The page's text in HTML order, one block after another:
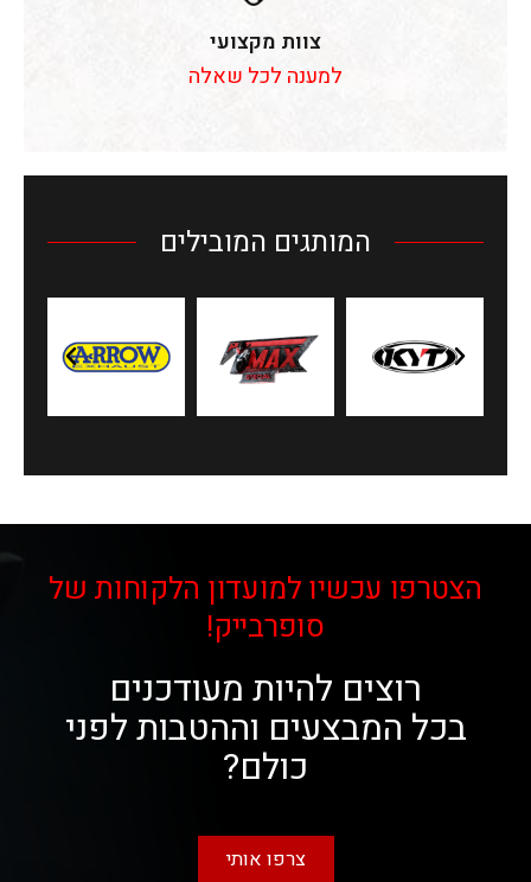
צוות מקצועי
למענה לכל שאלה
המותגים המובילים
הצטרפו עכשיו למועדון הלקוחות של
סופרבייק!
רוצים להיות מעודכנים
בכל המבצעים וההטבות לפני
כולם?
צרפו אותי